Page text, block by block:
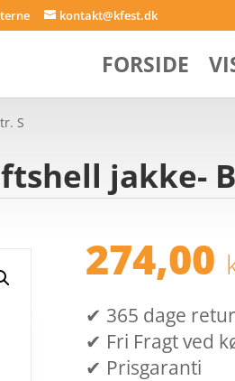
kontakt@kfest.dk
FORSIDE
S
jakke-
274,00
✔ 365 dage
✔ Fri Fragt ved
✔ Prisgaranti